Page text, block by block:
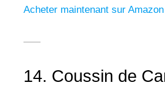
Acheter maintenant sur Amazon
14. Coussin de